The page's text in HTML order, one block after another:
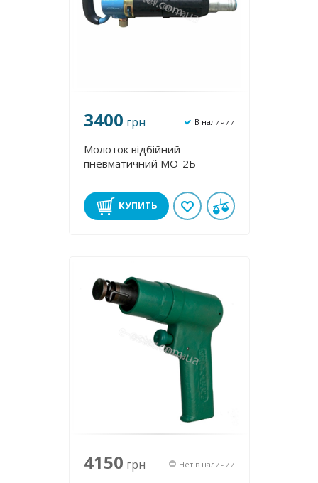
3400 грн В наличии
Молоток відбійний
пневматичний МО-2Б
КУПИТЬ
4150 грн Нет в наличии